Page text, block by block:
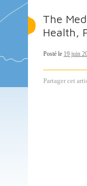
The
Health,
Posté le 19 juin
Partager cet